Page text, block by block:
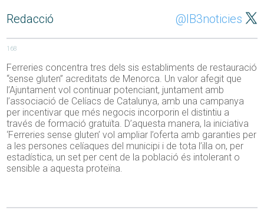
Redacció @IB3noticies
168
Ferreries concentra tres dels sis establiments de restauració
“sense gluten” acreditats de Menorca. Un valor afegit que
l’Ajuntament vol continuar potenciant, juntament amb
l’associació de Celíacs de Catalunya, amb una campanya
per incentivar que més negocis incorporin el distintiu a
través de formació gratuïta. D’aquesta manera, la iniciativa
‘Ferreries sense gluten’ vol ampliar l’oferta amb garanties per
a les persones celíaques del municipi i de tota l’illa on, per
estadística, un set per cent de la població és intolerant o
sensible a aquesta proteïna.